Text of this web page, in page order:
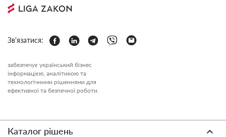
Зв'язатися:
забезпечує український бізнес
інформацією, аналітикою та
технологічними рішеннями для
ефективної та безпечної роботи.
Каталог рішень